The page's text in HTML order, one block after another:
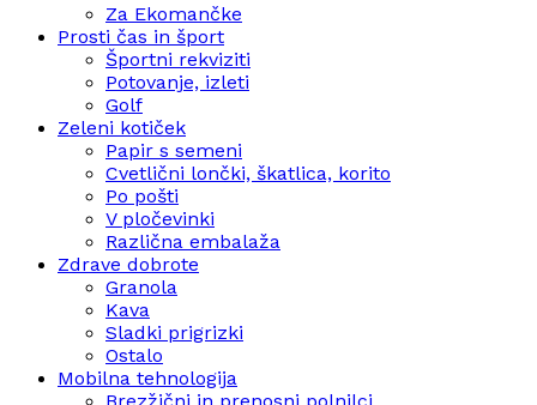
Za Ekomančke
Prosti čas in šport
Športni rekviziti
Potovanje, izleti
Golf
Zeleni kotiček
Papir s semeni
Cvetlični lončki, škatlica, korito
Po pošti
V pločevinki
Različna embalaža
Zdrave dobrote
Granola
Kava
Sladki prigrizki
Ostalo
Mobilna tehnologija